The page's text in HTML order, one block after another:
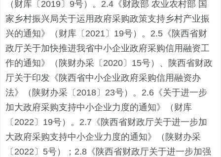
（财库〔2019〕9号）。2.4《财政部 农业农村部 国
家乡村振兴局关于运用政府采购政策支持乡村产业振
兴的通知》（财库〔2021〕19号）。2.5《陕西省财
政厅关于加快推进我省中小企业政府采购信用融资工
作的通知》（陕财办采〔2020〕15号）、陕西省财政
厅关于印发《陕西省中小企业政府采购信用融资办
法》（陕财办采〔2018〕23号）。2.6《关于进一步
加大政府采购支持中小企业力度的通知》（财库
〔2022〕19号）。2.7《陕西省财政厅关于进一步加
大政府采购支持中小企业力度的通知》（陕财办采
〔2022〕5号）；2.8《陕西省财政厅关于进一步加强